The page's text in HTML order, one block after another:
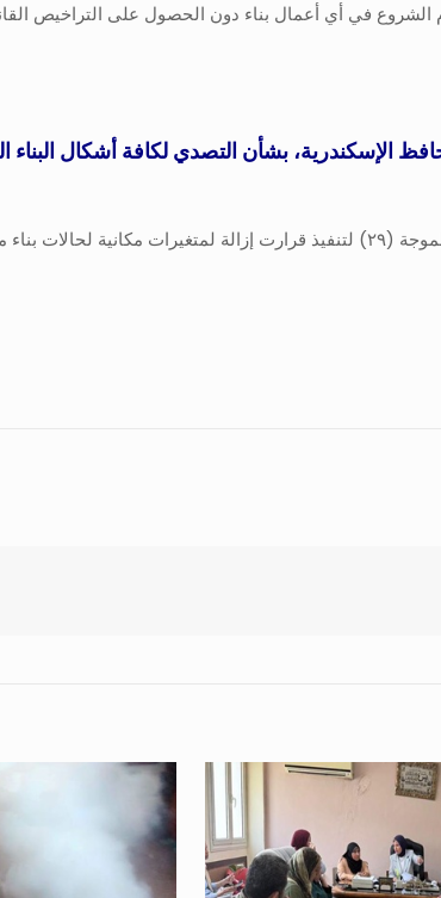
في أي أعمال بناء دون الحصول على التراخيص
الإسكندرية، بشأن التصدي لكافة أشكال
قاد الأستاذ وليد على مرسى – رئيس حى المنتزه أول، حملة مكبرة في ضوء المرحلة الأولى من الموجة (٢٩)